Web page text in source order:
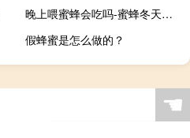
晚上喂蜜蜂会吃吗-蜜蜂冬天不吃东西怎么办？
假蜂蜜是怎么做的？
☚